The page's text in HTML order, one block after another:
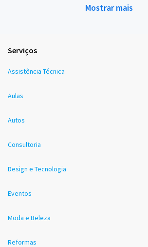
Mostrar mais
Serviços
Assistência Técnica
Aulas
Autos
Consultoria
Design e Tecnologia
Eventos
Moda e Beleza
Reformas